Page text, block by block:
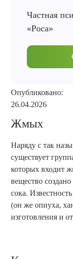
Опубликовано:
26.04.2026
Жмых
Наряду с так
существует
которых входит
вещество
сока.
(он же опиуха,
изготовления и
Частная
«Роса»